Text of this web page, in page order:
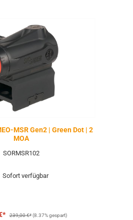
MSR Gen2 | Green Dot | 2
MOA
SORMSR102
Sofort verfügbar
Regulärer Preis:
239,00 €* (8.37% gespart)